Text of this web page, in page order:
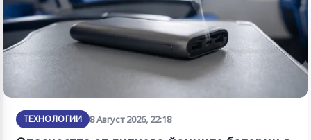
ТЕХНОЛОГИИ 8 Август 2026, 22:18